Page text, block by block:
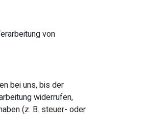
von
bei uns, bis der
widerrufen,
(z. B. steuer- oder